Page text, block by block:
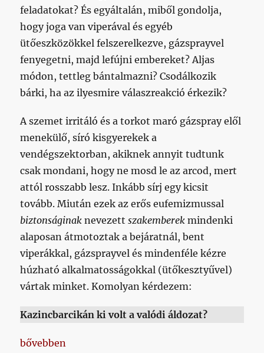
feladatokat? És egyáltalán, miből gondolja,
hogy joga van viperával és egyéb
ütőeszközökkel felszerelkezve, gázsprayvel
fenyegetni, majd lefújni embereket? Aljas
módon, tettleg bántalmazni? Csodálkozik
bárki, ha az ilyesmire válaszreakció érkezik?
A szemet irritáló és a torkot maró gázspray elől
menekülő, síró kisgyerekek a
vendégszektorban, akiknek annyit tudtunk
csak mondani, hogy ne mosd le az arcod, mert
attól rosszabb lesz. Inkább sírj egy kicsit
tovább. Miután ezek az erős eufemizmussal
biztonságinaknevezettszakemberek mindenki
alaposan átmotoztak a bejáratnál, bent
viperákkal, gázsprayvel és mindenféle kézre
húzható alkalmatosságokkal (ütőkesztyűvel)
vártak minket. Komolyan kérdezem:
Kazincbarcikán ki volt a valódi áldozat?
„Az embert többek között az eszközhasználat
bővebben